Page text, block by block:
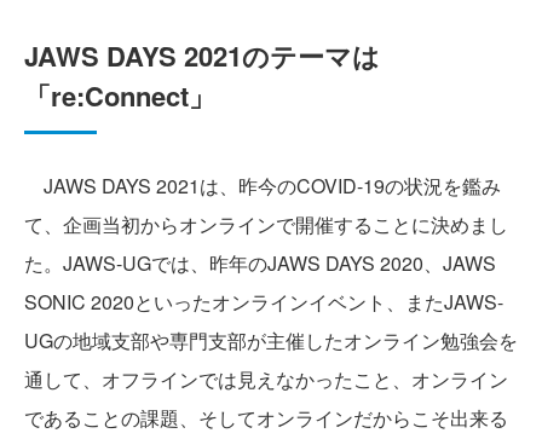
JAWS DAYS 2021のテーマは
「re:Connect」
JAWS DAYS 2021は、昨今のCOVID-19の状況を鑑み
て、企画当初からオンラインで開催することに決めまし
た。JAWS-UGでは、昨年のJAWS DAYS 2020、JAWS
SONIC 2020といったオンラインイベント、またJAWS-
UGの地域支部や専門支部が主催したオンライン勉強会を
通して、オフラインでは見えなかったこと、オンライン
であることの課題、そしてオンラインだからこそ出来る